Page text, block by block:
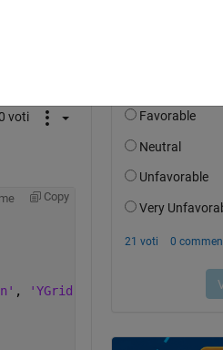
voti
Copy
, 'YGrid'